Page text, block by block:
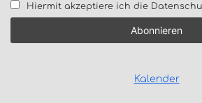
Hiermit akzeptiere ich die
Kalender